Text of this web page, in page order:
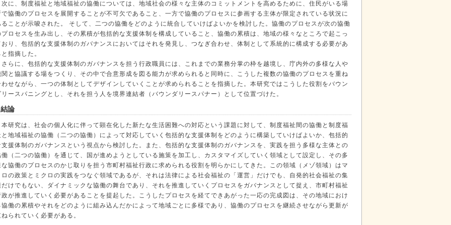
に、制度福祉と地域福祉の協働については、地域社会の様々な主体のコミットメントを高めるために、住民がいる場
で協働のプロセスを展開することが不可欠であること、一方で協働のプロセスに参画する主体が限定されている状況に
ることが示唆された。 そして、二つの協働をどのように統合していけばよいかを検討した。協働のプロセスが次の協働
プロセスを生み出し、その累積が包括的な支援体制を構成していること、協働の累積は、地域の様々なところで起こっ
おり、包括的な支援体制のガバナンスにおいてはそれを発見し、つなぎ合わせ、体制として系統的に構成する必要があ
指摘した。
らに、包括的な支援体制のガバナンスを担う行政職員には、これまでの業務分掌の枠を越境し、庁内外の多様な人や
関と協議する場をつくり、その中で合意形成を図る能力が求められると同時に、こうした複数の協働のプロセスを重ね
わせながら、一つの体制としてデザインしていくことが求められることを指摘した。本研究ではこうした役割をバウン
リースパニングとし、それを担う人を境界連結者（バウンダリースパナー）として位置づけた。
論
研究は、社会の個人化に伴って顕在化した新たな生活困難への対応という課題に対して、制度福祉間の協働と制度福
と地域福祉の協働（二つの協働）によって対応していく包括的な支援体制をどのように構築していけばよいか、包括的
支援体制のガバナンスという視点から検討した。また、包括的な支援体制のガバナンスを、実践を担う多様な主体との
働（二つの協働）を通じて、国が進めようとしている施策を加工し、カスタマイズしていく領域として設定し、その多
な協働のプロセスのかじ取りを担う市町村福祉行政に求められる役割を明らかにしてきた。この領域（メゾ領域）はマ
ロの政策とミクロの実践をつなぐ領域であるが、それは法律による社会福祉の「運営」だけでも、自発的社会福祉の集
だけでもない、ダイナミックな協働の舞台であり、それを推進していくプロセスをガバナンスとして捉え、市町村福祉
政が推進していく必要があることを提起した。こうしたプロセスを経てできあがった一応の完成図は、その地域におけ
協働の累積やそれをどのように組み込んだかによって地域ごとに多様であり、協働のプロセスを継続させながら更新が
ねられていく必要がある。